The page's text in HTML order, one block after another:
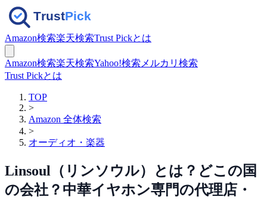
Amazon検索楽天検索Trust Pickとは
Amazon検索楽天検索Yahoo!検索 メルカリ検索
Trust Pickとは
TOP
>
Amazon 全体検索
>
オーディオ・楽器
Linsoul（リンソウル）とは？どこの国
の会社？中華イヤホン専門の代理店・